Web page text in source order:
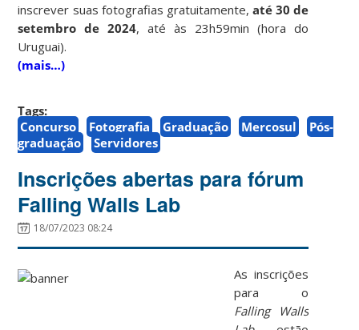
inscrever suas fotografias gratuitamente, até 30 de
setembro de 2024, até às 23h59min (hora do
Uruguai).
(mais…)
Tags:
Concurso
Fotografia Graduação Mercosul
Pós-
graduação
Servidores
Inscrições abertas para fórum
Falling Walls Lab
18/07/2023 08:24
As inscrições
para o
Falling Walls